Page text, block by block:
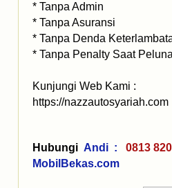
* Tanpa Admin
* Tanpa Asuransi
* Tanpa Denda
* Tanpa Penalty Saat
Kunjungi Web Kami :
https://nazzautosyariah.com
Hubungi Andi :
0813
MobilBekas.com